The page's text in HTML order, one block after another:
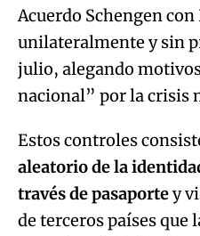
Acuerdo Schengen
unilateralmente y sin
julio, alegando
nacional” por la crisis
Estos controles
aleatorio de la
través de pasaportey
de terceros países que